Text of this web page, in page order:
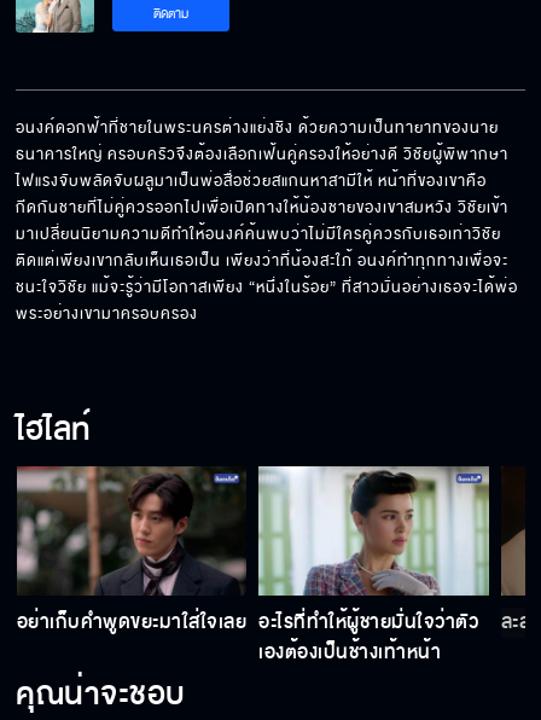
ติดตาม
อนงค์ดอกฟ้าที่ชายในพระนครต่างแย่งชิง ด้วยความเป็นทายาทของนาย
ธนาคารใหญ่ ครอบครัวจึงต้องเลือกเฟ้นคู่ครองให้อย่างดี วิชัยผู้พิพากษา
ไฟแรงจับพลัดจับผลูมาเป็นพ่อสื่อช่วยสแกนหาสามีให้ หน้าที่ของเขาคือ
กีดกันชายที่ไม่คู่ควรออกไปเพื่อเปิดทางให้น้องชายของเขาสมหวัง วิชัยเข้า
มาเปลี่ยนนิยามความดีทำให้อนงค์ค้นพบว่าไม่มีใครคู่ควรกับเธอเท่าวิชัย
ติดแต่เพียงเขากลับเห็นเธอเป็น เพียงว่าที่น้องสะใภ้ อนงค์ทำทุกทางเพื่อจะ
ชนะใจวิชัย แม้จะรู้ว่ามีโอกาสเพียง “หนึ่งในร้อย” ที่สาวมั่นอย่างเธอจะได้พ่อ
พระอย่างเขามาครอบครอง
ไฮไลท์
อย่าเก็บคำพูดขยะมาใส่ใจเลย อะไรที่ทำให้ผู้ชายมั่นใจว่าตัว
เองต้องเป็นช้างเท้าหน้า
ละส
คุณน่าจะชอบ